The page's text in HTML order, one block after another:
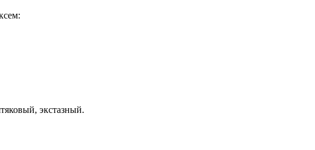
экстазный.